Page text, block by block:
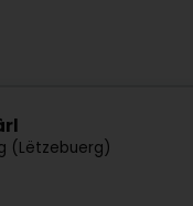
(Lëtzebuerg)